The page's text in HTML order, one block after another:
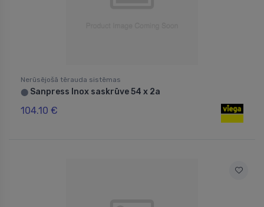
Nerūsējošā tērauda sistēmas
⬤ Sanpress Inox saskrūve 54 x 2a
104.10 €